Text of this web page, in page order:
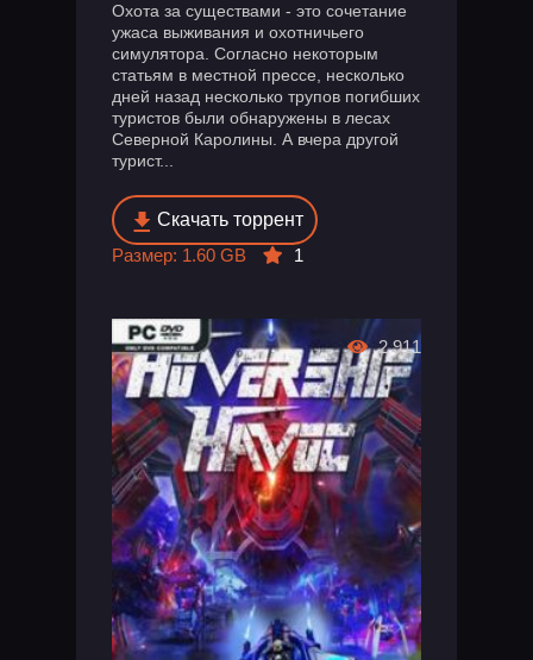
Охота за существами - это сочетание
ужаса выживания и охотничьего
симулятора. Согласно некоторым
статьям в местной прессе, несколько
дней назад несколько трупов погибших
туристов были обнаружены в лесах
Северной Каролины. А вчера другой
турист...
Скачать торрент
Размер: 1.60 GB
1
2 911